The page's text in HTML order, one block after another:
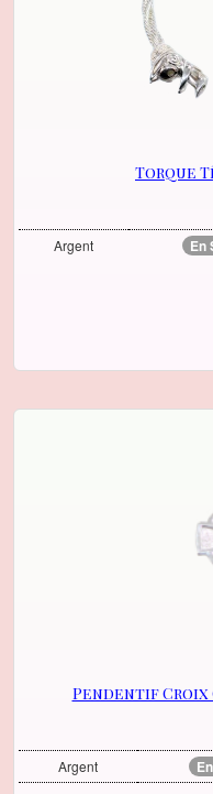
Torque
Argent En
Pendentif Croix
Argent